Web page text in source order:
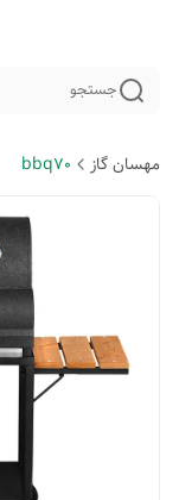
جستجو
مهسان گاز bbq70